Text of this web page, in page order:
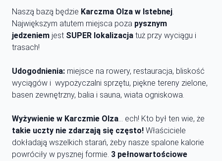
Naszą bazą będzie Karczma Olza w Istebnej.
Największym atutem miejsca poza pysznym
jedzeniem jest SUPER lokalizacja tuż przy wyciągu i
trasach!
Udogodnienia: miejsce na rowery, restauracja, bliskość
wyciągów i wypożyczalni sprzętu, piękne tereny zielone,
basen zewnętrzny, balia i sauna, wiata ogniskowa.
Wyżywienie w Karczmie Olza… ech! Kto był ten wie, że
takie uczty nie zdarzają się często! Właściciele
dokładają wszelkich starań, żeby nasze spalone kalorie
powróciły w pysznej formie. 3 pełnowartościowe